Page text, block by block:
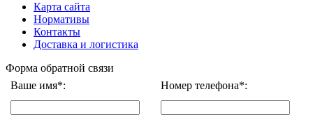
Карта сайта
Нормативы
Контакты
Доставка и логистика
Форма обратной связи
Ваше имя*:
Номер телефона*: